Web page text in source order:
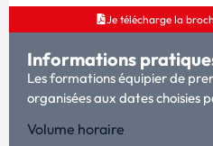
Je télécharge la
Informations
Les formations équipier de
organisées aux dates choisies
Volume horaire